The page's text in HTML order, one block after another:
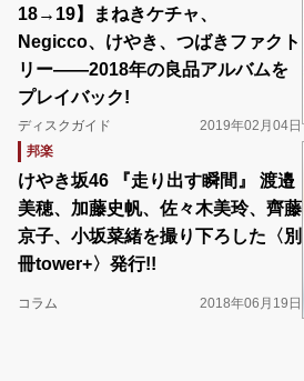
18→19】まねきケチャ、
Negicco、けやき、つばきファクト
リー――2018年の良品アルバムを
プレイバック!
ディスクガイド
2019年02月04日
邦楽
けやき坂46 『走り出す瞬間』 渡邉
美穂、加藤史帆、佐々木美玲、齊藤
京子、小坂菜緒を撮り下ろした〈別
冊tower+〉発行!!
コラム 2018年06月19日